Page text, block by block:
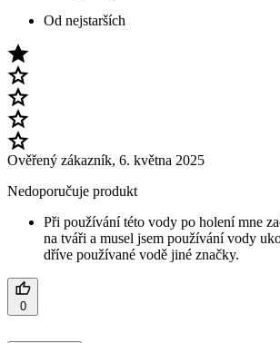
Od nejstarších
Ověřený zákazník, 6. května 2025
Nedoporučuje produkt
Při používání této vody po holení mne
na tváři a musel jsem používání vody
dříve používané vodě jiné značky.
0